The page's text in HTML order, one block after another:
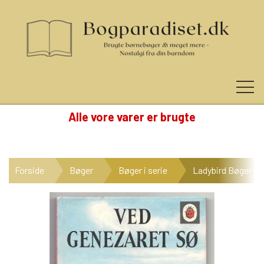
NYHEDER
KATEGORIER
Alle vore varer er brugte
Forside Bøger Bøger i serie Ladybird Bøger